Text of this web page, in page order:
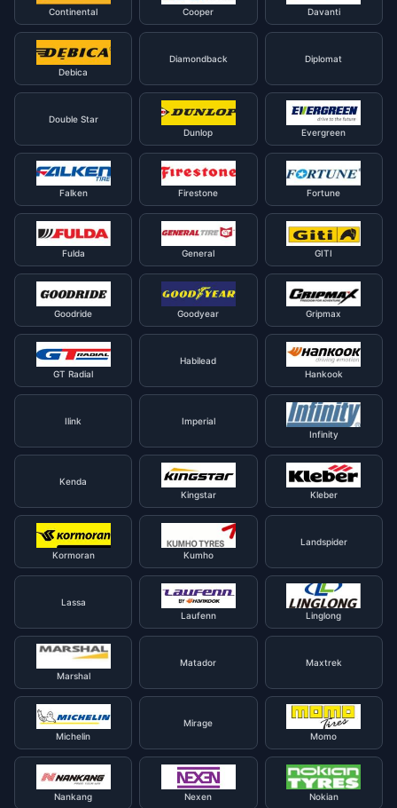
Continental Cooper Davanti
Debica
Diamondback Diplomat
Double Star
Dunlop
Evergreen
Falken Firestone Fortune
Fulda General GITI
Goodride Goodyear Gripmax
GT Radial
Habilead
Hankook
Ilink
Imperial
Infinity
Kenda
Kingstar
Kleber
Kormoran Kumho
Landspider
Lassa
Laufenn
Linglong
Marshal
Matador Maxtrek
Michelin
Mirage
Momo
Nankang Nexen Nokian